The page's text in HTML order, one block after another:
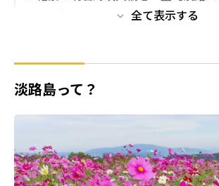
峡公園】
国生み伝説の神社でお参り【伊弉諾
コアラの愛くるしい姿にキュン【
ーク イングランドの丘】
淡路島の定番スポットで素敵な島
全て表示する
淡路島って？